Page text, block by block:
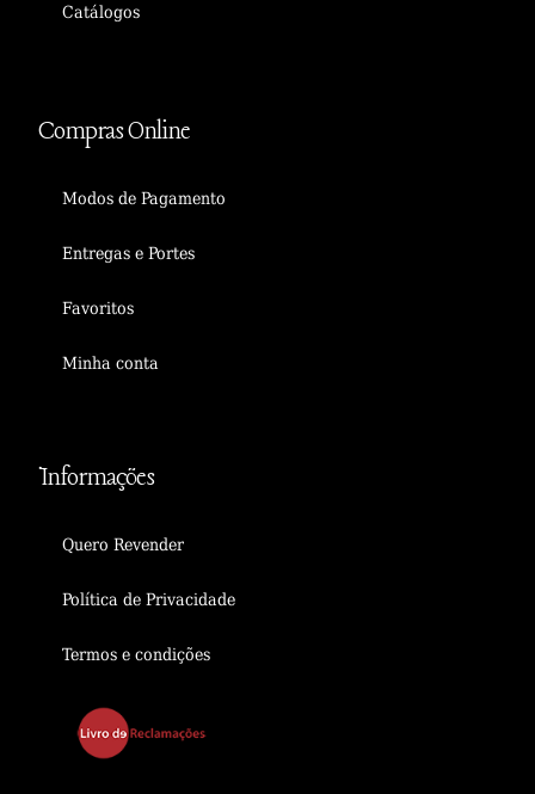
Catálogos
Compras Online
Modos de Pagamento
Entregas e Portes
Favoritos
Minha conta
Informações
Quero Revender
Política de Privacidade
Termos e condições